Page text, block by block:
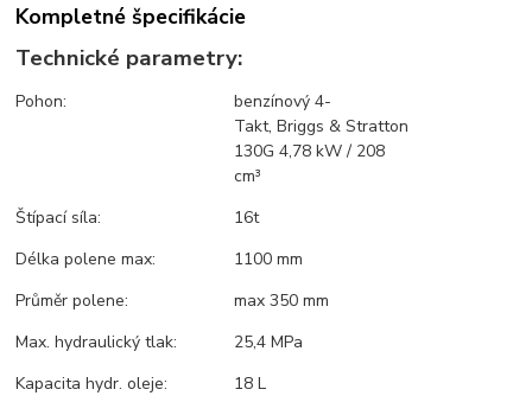
Kompletné špecifikácie
Technické parametry:
Pohon:
benzínový 4-
Takt, Briggs & Stratton
130G 4,78 kW / 208
cm³
Štípací síla:
16t
Délka polene max:
1100 mm
Průměr polene:
max 350 mm
Max. hydraulický tlak:
25,4 MPa
Kapacita hydr. oleje:
18 L